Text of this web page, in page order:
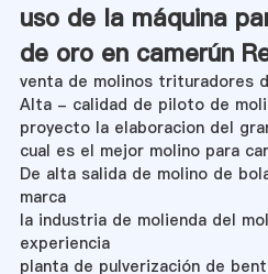
uso de la máquina
de oro en camerún
venta de molinos trituradores
Alta - calidad de piloto de
proyecto la elaboracion del
cual es el mejor molino para
De alta salida de molino de
marca
la industria de molienda del
experiencia
planta de pulverización de